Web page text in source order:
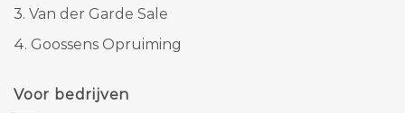
3. Van der Garde Sale
4. Goossens Opruiming
Voor bedrijven